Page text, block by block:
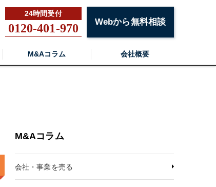
0120-401-970 Webから無料相談
M&Aコラム 会社概要
M&Aコラム
会社・事業を売る